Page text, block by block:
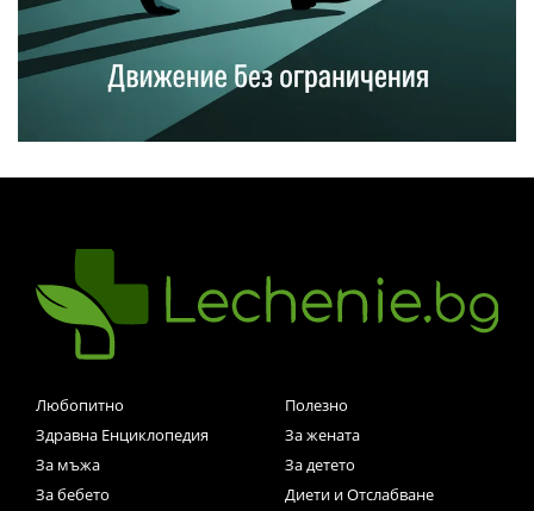
Любопитно
Полезно
Здравна Енциклопедия
За жената
За мъжа
За детето
За бебето
Диети и Отслабване